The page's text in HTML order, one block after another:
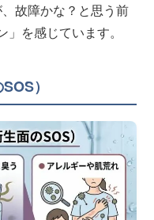
故障かな？と思う前
を感じています。
）